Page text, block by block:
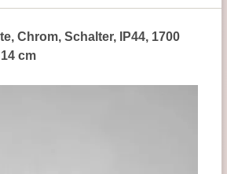
Chrom, Schalter, IP44, 1700
cm